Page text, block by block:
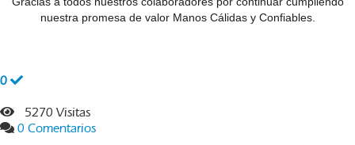
nuestra promesa de valor Manos Cálidas y Confiables.
0
5270 Visitas
0 Comentarios